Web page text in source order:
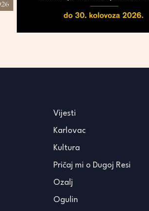
Vijesti
Karlovac
Kultura
Pričaj mi o Dugoj Resi
Ozalj
Ogulin